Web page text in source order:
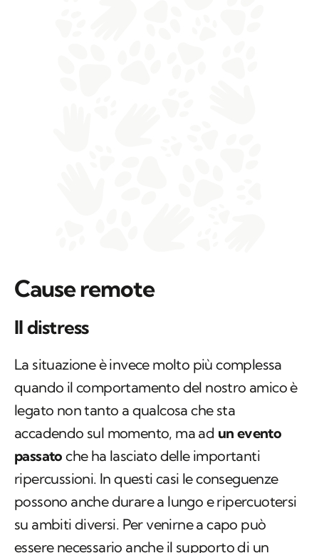
Cause remote
Il distress
La situazione è invece molto più complessa
quando il comportamento del nostro amico è
legato non tanto a qualcosa che sta
accadendo sul momento, ma ad un evento
passato che ha lasciato delle importanti
ripercussioni. In questi casi le conseguenze
possono anche durare a lungo e ripercuotersi
su ambiti diversi. Per venirne a capo può
essere necessario anche il supporto di un